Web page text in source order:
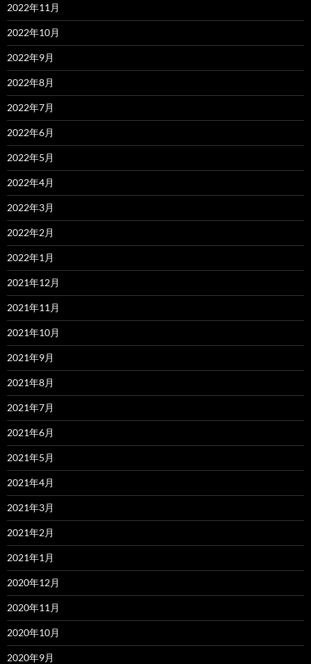
2022年11月
2022年10月
2022年9月
2022年8月
2022年7月
2022年6月
2022年5月
2022年4月
2022年3月
2022年2月
2022年1月
2021年12月
2021年11月
2021年10月
2021年9月
2021年8月
2021年7月
2021年6月
2021年5月
2021年4月
2021年3月
2021年2月
2021年1月
2020年12月
2020年11月
2020年10月
2020年9月